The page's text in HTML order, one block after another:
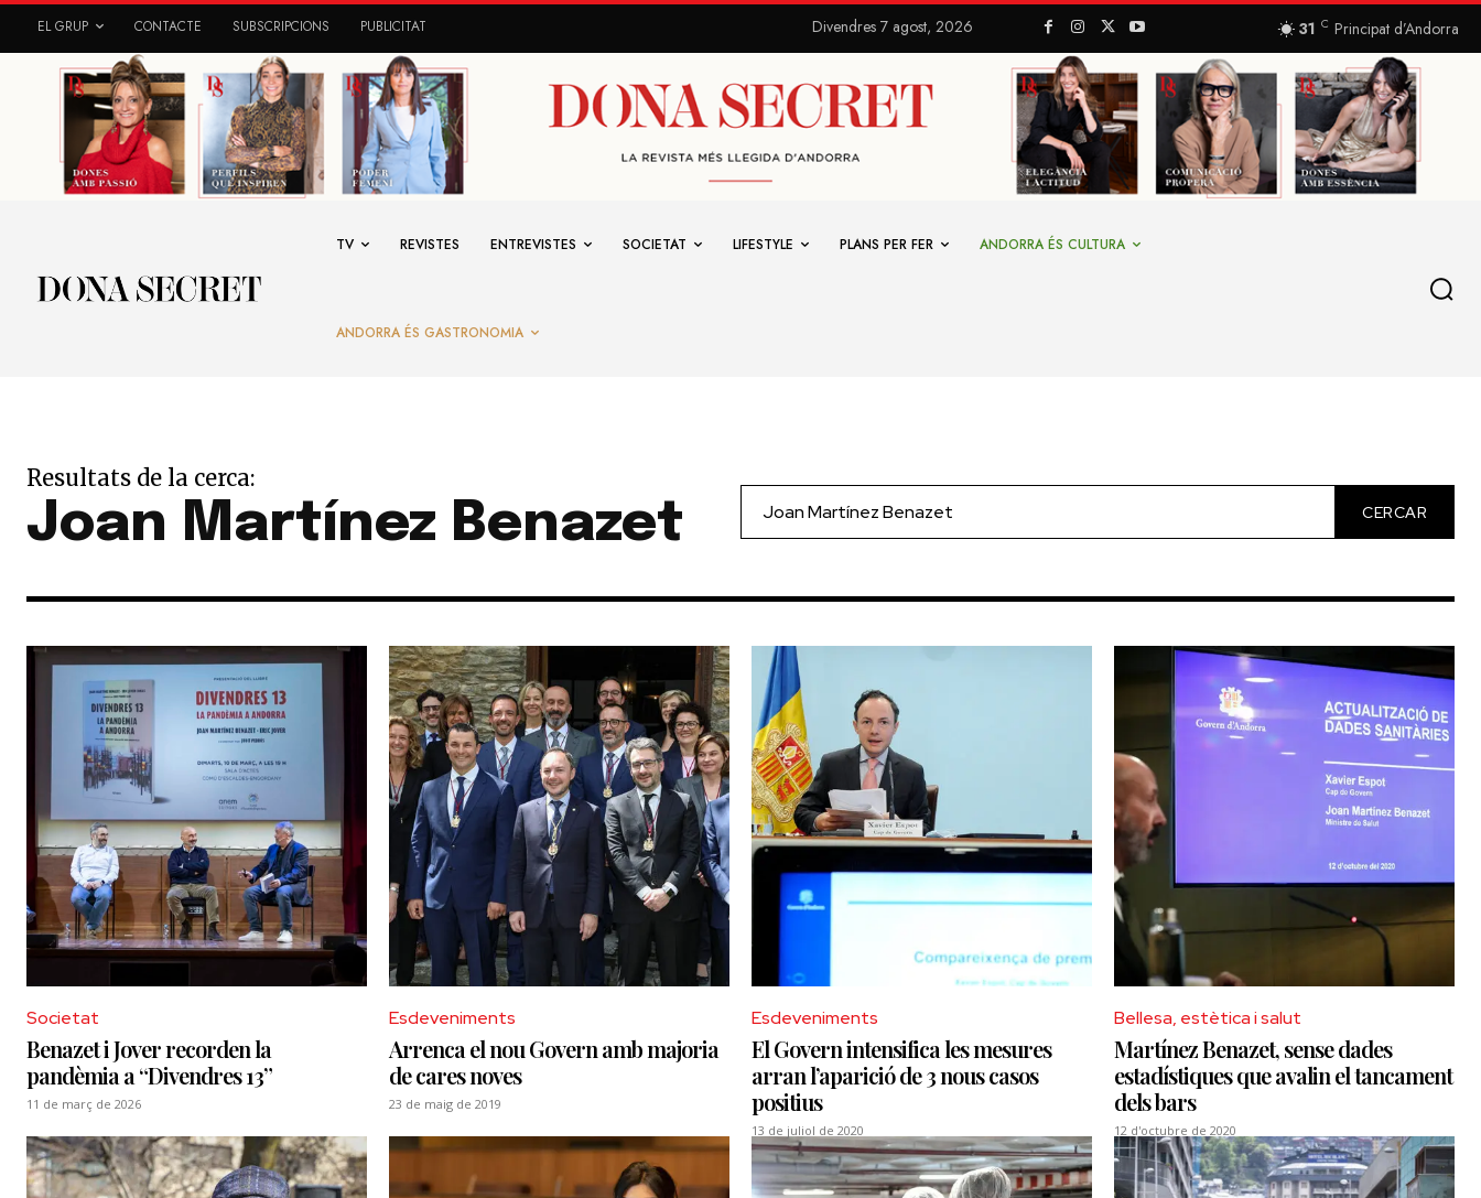
EL GRUP CONTACTE SUBSCRIPCIONS PUBLICITAT Divendres 7 agost, 2026 31 C Principat d’Andorra
TV REVISTES ENTREVISTES SOCIETAT LIFESTYLE PLANS PER FER ANDORRA ÉS CULTURA
ANDORRA ÉS GASTRONOMIA
Resultats de la cerca:
Joan Martínez Benazet CERCAR
Societat
Benazet i Jover recorden la
pandèmia a “Divendres 13”
11 de març de 2026
Esdeveniments
Arrenca el nou Govern amb majoria
de cares noves
23 de maig de 2019
Esdeveniments
El Govern intensifica les mesures
arran l’aparició de 3 nous casos
positius
13 de juliol de 2020
Bellesa, estètica i salut
Martínez Benazet, sense dades
estadístiques que avalin el tancament
dels bars
12 d'octubre de 2020